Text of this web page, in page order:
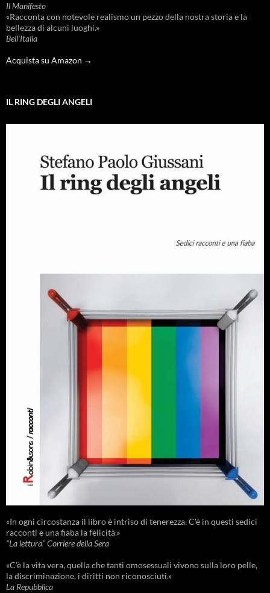
Il Manifesto
«Racconta con notevole realismo un pezzo della nostra storia e la
bellezza di alcuni luoghi.»
Bell'Italia
Acquista su Amazon →
IL RING DEGLI ANGELI
«In ogni circostanza il libro è intriso di tenerezza. C'è in questi sedici
racconti e una fiaba la felicità.»
"La lettura" Corriere della Sera
«C’è la vita vera, quella che tanti omosessuali vivono sulla loro pelle,
la discriminazione, i diritti non riconosciuti.»
La Repubblica